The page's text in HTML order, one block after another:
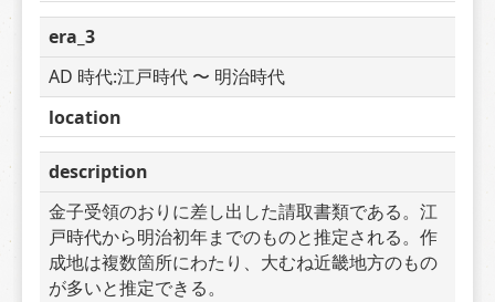
era_3
AD 時代:江戸時代 〜 明治時代
location
description
金子受領のおりに差し出した請取書類である。江
戸時代から明治初年までのものと推定される。作
成地は複数箇所にわたり、大むね近畿地方のもの
が多いと推定できる。